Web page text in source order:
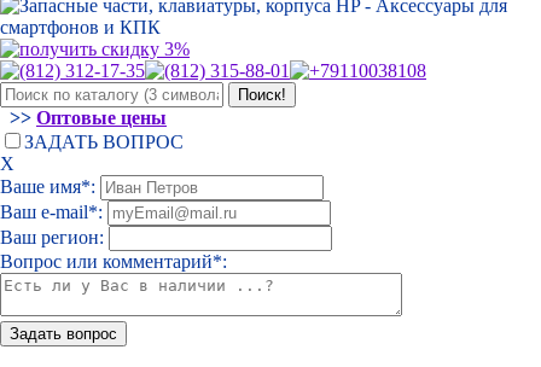
>> Оптовые цены
ЗАДАТЬ ВОПРОС
Х
Ваше имя*:
Ваш e-mail*:
Ваш регион:
Вопрос или комментарий*: